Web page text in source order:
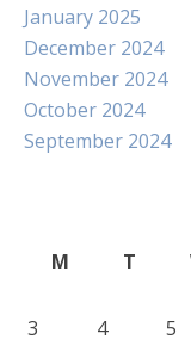
January 2025
December 2024
November 2024
October 2024
September 2024
M
T
3
4 5